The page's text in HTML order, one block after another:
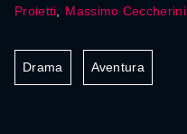
Proietti
Massimo Ceccherini
Drama Aventura